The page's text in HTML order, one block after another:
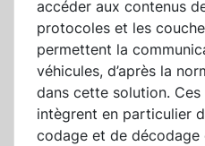
accéder aux contenus
protocoles et les
permettent la
véhicules, d’après la
dans cette solution.
intègrent en particulier
codage et de décodage